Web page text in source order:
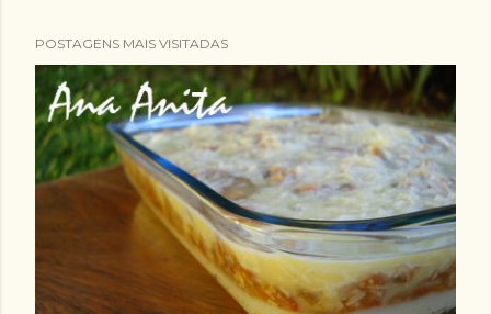
POSTAGENS MAIS VISITADAS